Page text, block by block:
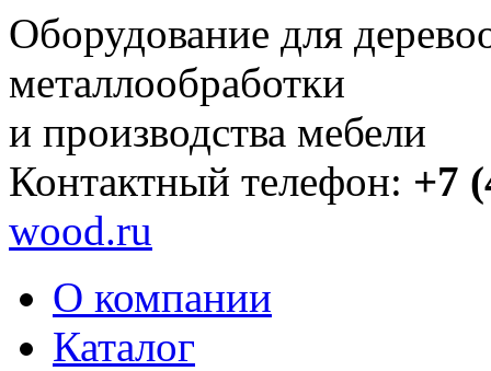
Оборудование для
металлообработки
и производства мебели
Контактный телефон: +7
wood.ru
О компании
Каталог